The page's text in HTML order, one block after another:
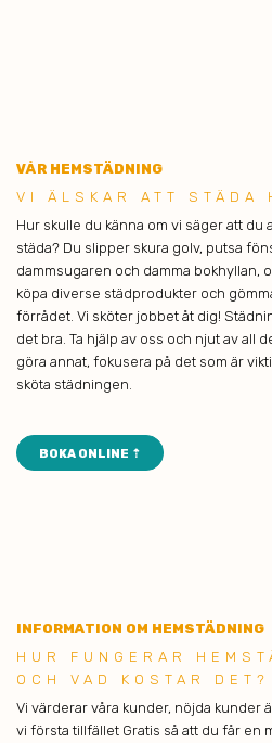
VÅR HEMSTÄDNING
VI ÄLSK AR ATT STÄDA
Hur skulle du känna om vi säger att
städa? Du slipper skura golv, putsa
dammsugaren och damma bokhyllan,
köpa diverse städprodukter och
förrådet. Vi sköter jobbet åt dig!
det bra. Ta hjälp av oss och njut av all
göra annat, fokusera på det som är
sköta städningen.
BOKA ONLINE ⇡
INFORMATION OM HEMSTÄDNING
HUR FU NGERAR
OCH VAD KOSTAR DET?
Vi värderar våra kunder, nöjda kunder
vi första tillfället Gratis så att du får en